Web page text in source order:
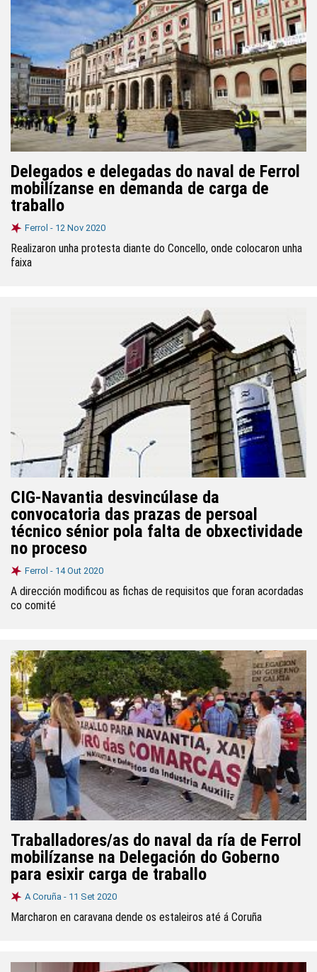
Delegados e delegadas do naval de Ferrol
mobilízanse en demanda de carga de
traballo
Ferrol - 12 Nov 2020
Realizaron unha protesta diante do Concello, onde colocaron unha
faixa
CIG-Navantia desvincúlase da
convocatoria das prazas de persoal
técnico sénior pola falta de obxectividade
no proceso
Ferrol - 14 Out 2020
A dirección modificou as fichas de requisitos que foran acordadas
co comité
Traballadores/as do naval da ría de Ferrol
mobilízanse na Delegación do Goberno
para esixir carga de traballo
A Coruña - 11 Set 2020
Marcharon en caravana dende os estaleiros até á Coruña